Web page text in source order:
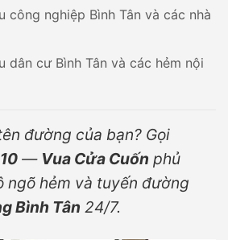
công nghiệp Bình Tân và các nhà
dân cư Bình Tân và các hẻm nội
đường của bạn? Gọi
— Vua Cửa Cuốn phủ
ngõ hẻm và tuyến đường
Bình Tân 24/7.